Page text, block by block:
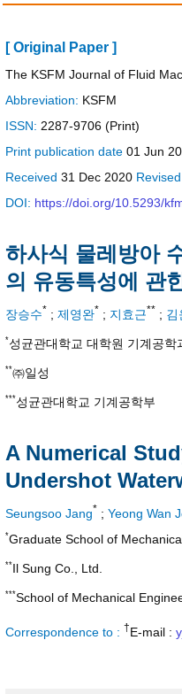
[ Original Paper ]
The KSFM Journal of Fluid
Abbreviation: KSFM
ISSN: 2287-9706 (Print)
Print publication date 01 Jun
Received 31 Dec 2020 Revised
DOI: https://doi.org/10.5293/
하사식 물레방아
의 유동특성에 관
장승수* ; 제영완* ; 지효근** ; 김
*성균관대학교 대학원 기계공학
**㈜일성
***성균관대학교 기계공학부
A Numerical
Undershot
Seungsoo Jang* ; Yeong Wan
*Graduate School of
**Il Sung Co., Ltd.
***School of Mechanical
Correspondence to : †E-mail :